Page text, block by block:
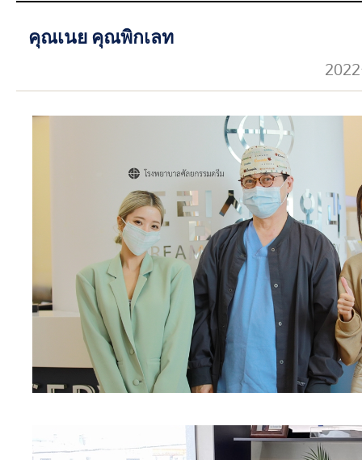
คุณเนย คุณพิกเลท